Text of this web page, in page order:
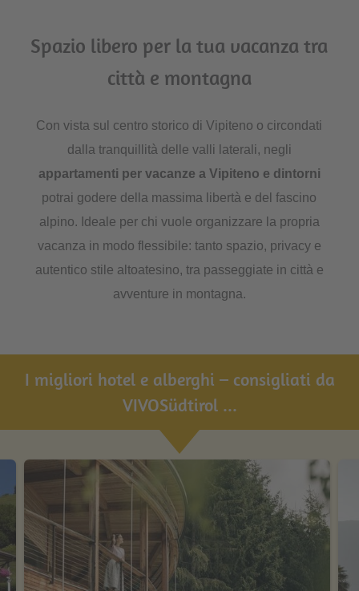
Spazio libero per la tua vacanza tra
città e montagna
Con vista sul centro storico di Vipiteno o circondati
dalla tranquillità delle valli laterali, negli
appartamenti per vacanze a Vipiteno e dintorni
potrai godere della massima libertà e del fascino
alpino. Ideale per chi vuole organizzare la propria
vacanza in modo flessibile: tanto spazio, privacy e
autentico stile altoatesino, tra passeggiate in città e
avventure in montagna.
I migliori hotel e alberghi – consigliati da
VIVOSüdtirol ...